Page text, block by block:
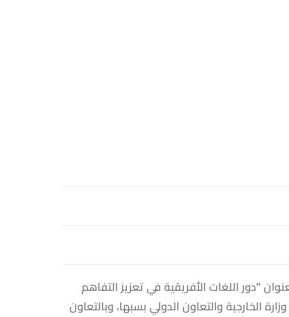
بعنوان “دور اللغات الأفريقية في تعزيز التفاهم
الخارجية والتعاون الدولي بسبها، وبالتعاون